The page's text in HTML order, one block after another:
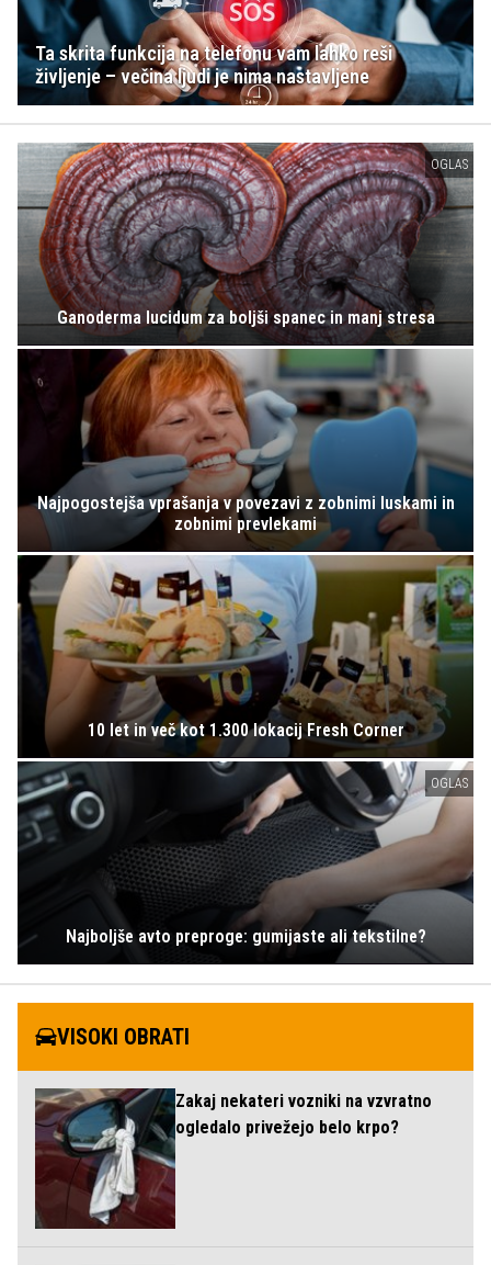
Ta skrita funkcija na telefonu vam lahko reši
življenje – večina ljudi je nima nastavljene
OGLAS
Ganoderma lucidum za boljši spanec in manj stresa
Najpogostejša vprašanja v povezavi z zobnimi luskami in
zobnimi prevlekami
10 let in več kot 1.300 lokacij Fresh Corner
OGLAS
Najboljše avto preproge: gumijaste ali tekstilne?
VISOKI OBRATI
Zakaj nekateri vozniki na vzvratno
ogledalo privežejo belo krpo?